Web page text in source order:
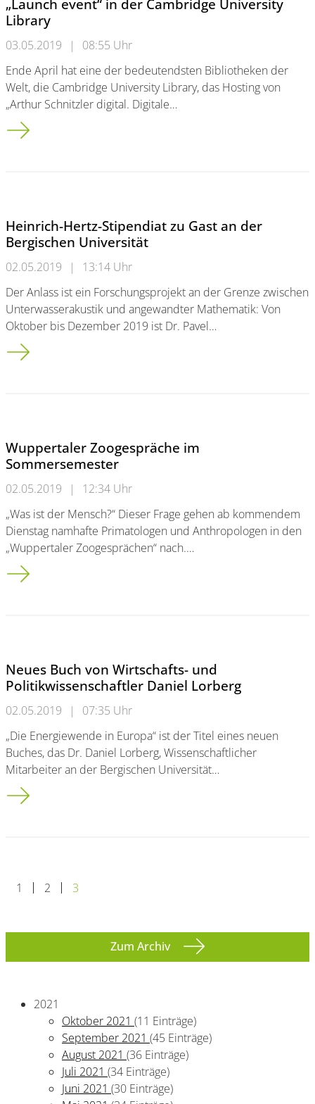
„Launch event“ in der Cambridge University
Library
03.05.2019 |
08:55 Uhr
Ende April hat eine der bedeutendsten Bibliotheken der
Welt, die Cambridge University Library, das Hosting von
„Arthur Schnitzler digital. Digitale…
Übergabe von „Arthur Schnitzler digital“:<br/> „Launch
Heinrich-Hertz-Stipendiat zu Gast an der
Bergischen Universität
02.05.2019 |
13:14 Uhr
Der Anlass ist ein Forschungsprojekt an der Grenze zwischen
Unterwasserakustik und angewandter Mathematik: Von
Oktober bis Dezember 2019 ist Dr. Pavel…
Heinrich-Hertz-Stipendiat zu Gast an der Bergischen
Wuppertaler Zoogespräche im
Sommersemester
02.05.2019 |
12:34 Uhr
„Was ist der Mensch?“ Dieser Frage gehen ab kommendem
Dienstag namhafte Primatologen und Anthropologen in den
„Wuppertaler Zoogesprächen“ nach.…
Wuppertaler Zoogespräche im Sommersemester
Neues Buch von Wirtschafts- und
Politikwissenschaftler Daniel Lorberg
02.05.2019 |
07:35 Uhr
„Die Energiewende in Europa“ ist der Titel eines neuen
Buches, das Dr. Daniel Lorberg, Wissenschaftlicher
Mitarbeiter an der Bergischen Universität…
Neues Buch von Wirtschafts- und Politikwissenschaftler
1 2 3
Zum Archiv
2021
Oktober 2021 (11 Einträge)
September 2021 (45 Einträge)
August 2021 (36 Einträge)
Juli 2021 (34 Einträge)
Juni 2021 (30 Einträge)